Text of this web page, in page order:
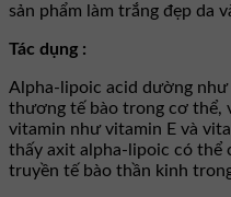
sản phẩm làm trắng đẹp da
Tác dụng :
Alpha-lipoic acid dường
thương tế bào trong cơ thể,
vitamin như vitamin E và
thấy axit alpha-lipoic có thể
truyền tế bào thần kinh